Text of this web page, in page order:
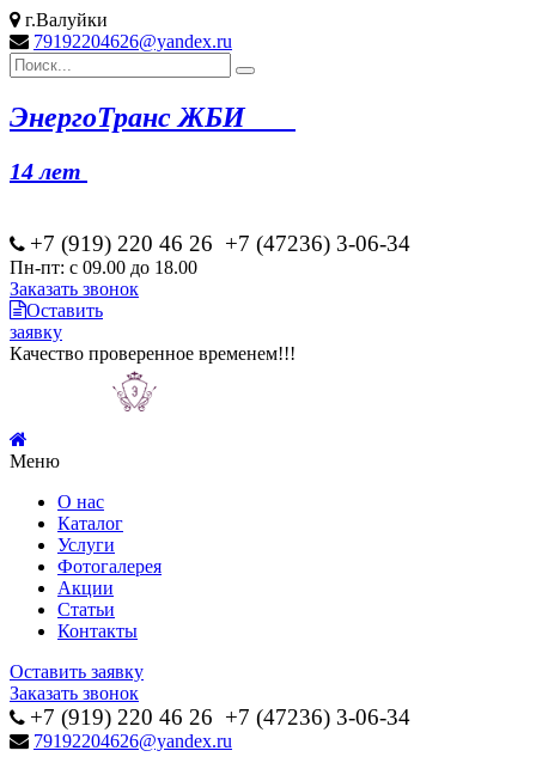
г.Валуйки
79192204626@yandex.ru
ЭнергоТранс ЖБИ
14 лет
+7 (919) 220 46 26 +7 (47236) 3-06-34
Пн-пт: с 09.00 до 18.00
Заказать звонок
Оставить
заявку
Качество проверенное временем!!!
Меню
О нас
Каталог
Услуги
Фотогалерея
Акции
Статьи
Контакты
Оставить заявку
Заказать звонок
+7 (919) 220 46 26 +7 (47236) 3-06-34
79192204626@yandex.ru